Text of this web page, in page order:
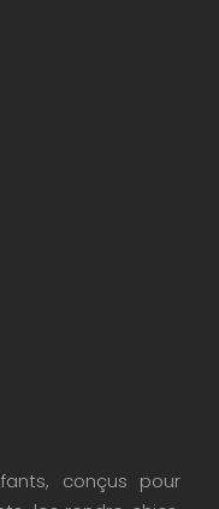
conçus pour